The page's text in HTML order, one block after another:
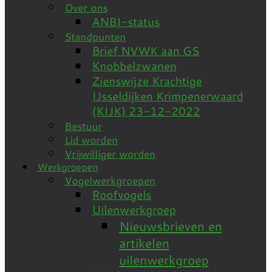
Over ons
ANBI-status
Standpunten
Brief NVWK aan GS
Knobbelzwanen
Zienswijze Krachtige
IJsseldijken Krimpenerwaard
(KIJK) 23-12-2022
Bestuur
Lid worden
Vrijwilliger worden
Werkgroepen
Vogelwerkgroepen
Roofvogels
Uilenwerkgroep
Nieuwsbrieven en
artikelen
uilenwerkgroep